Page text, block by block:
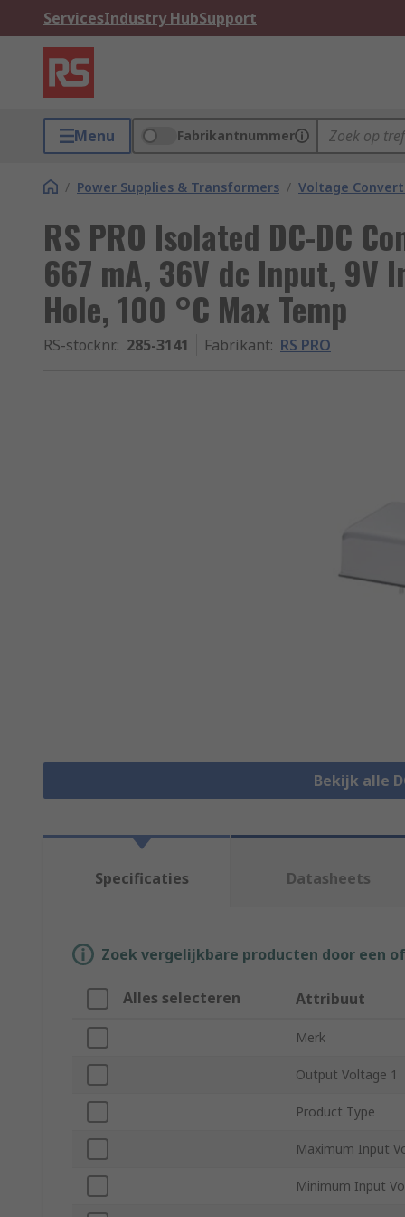
ServicesIndustry HubSupport
Menu Fabrikantnummer
/ Power Supplies & Transformers / Voltage
RS PRO Isolated DC-DC
667 mA, 36V dc Input, 9V
Hole, 100 °C Max Temp
RS-stocknr.: 285-3141 Fabrikant: RS PRO
Bekijk alle
Specificaties Datasheets
Zoek vergelijkbare producten door een
Alles selecteren Attribuut
Merk
Output Voltage 1
Product Type
Maximum Input
Minimum Input